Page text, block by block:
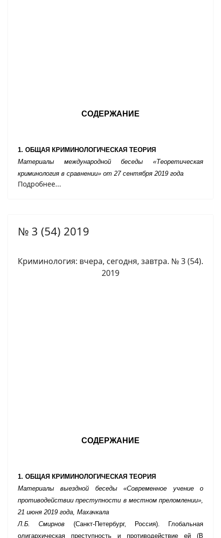
СОДЕРЖАНИЕ
1. ОБЩАЯ КРИМИНОЛОГИЧЕСКАЯ ТЕОРИЯ
Материалы международной беседы «Теоретическая
криминология в сравнении» от 27 сентября 2019 года
Подробнее...
№ 3 (54) 2019
Криминология: вчера, сегодня, завтра. № 3 (54).
2019
СОДЕРЖАНИЕ
1. ОБЩАЯ КРИМИНОЛОГИЧЕСКАЯ ТЕОРИЯ
Материалы выездной беседы «Современное учение о
противодействии преступности в местном преломлении»,
21 июня 2019 года, Махачкала
Л.Б. Смирнов (Санкт-Петербург, Россия). Глобальная
олигархическая преступность и противодействие ей (В